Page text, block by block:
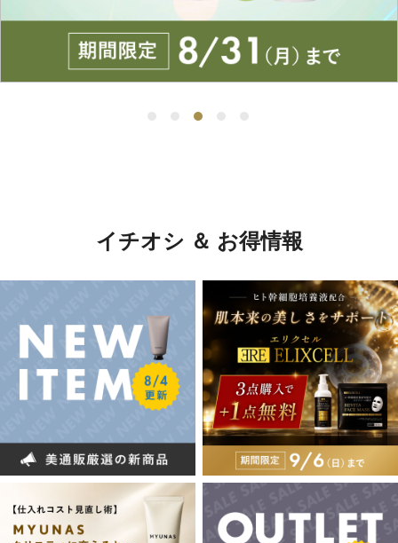
イチオシ ＆ お得情報